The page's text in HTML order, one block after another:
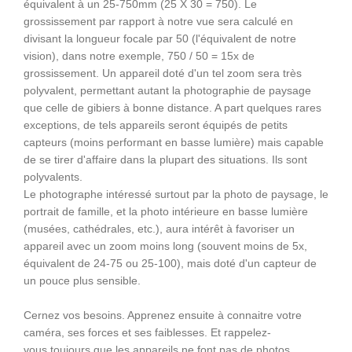
équivalent à un 25-750mm (25 X 30 = 750). Le
grossissement par rapport à notre vue sera calculé en
divisant la longueur focale par 50 (l'équivalent de notre
vision), dans notre exemple, 750 / 50 = 15x de
grossissement. Un appareil doté d'un tel zoom sera très
polyvalent, permettant autant la photographie de paysage
que celle de gibiers à bonne distance. A part quelques rares
exceptions, de tels appareils seront équipés de petits
capteurs (moins performant en basse lumière) mais capable
de se tirer d'affaire dans la plupart des situations. Ils sont
polyvalents.
Le photographe intéressé surtout par la photo de paysage, le
portrait de famille, et la photo intérieure en basse lumière
(musées, cathédrales, etc.), aura intérêt à favoriser un
appareil avec un zoom moins long (souvent moins de 5x,
équivalent de 24-75 ou 25-100), mais doté d'un capteur de
un pouce plus sensible.
Cernez vos besoins. Apprenez ensuite à connaitre votre
caméra, ses forces et ses faiblesses. Et rappelez-